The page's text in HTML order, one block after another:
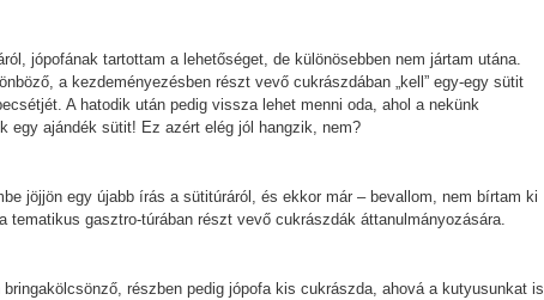
jópofának tartottam a lehetőséget, de különösebben nem jártam utána.
a kezdeményezésben részt vevő cukrászdában „kell” egy-egy sütit
A hatodik után pedig vissza lehet menni oda, ahol a nekünk
egy ajándék sütit! Ez azért elég jól hangzik, nem?
jöjjön egy újabb írás a sütitúráról, és ekkor már – bevallom, nem bírtam ki
gasztro-túrában részt vevő cukrászdák áttanulmányozására.
részben pedig jópofa kis cukrászda, ahová a kutyusunkat is